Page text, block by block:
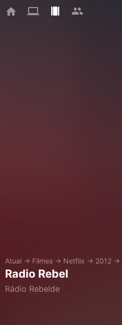
Atual → Filmes → Netflix → 2012 →
Radio Rebel
Rádio Rebelde